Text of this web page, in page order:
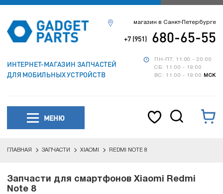
ИНТЕРНЕТ-МАГАЗИН ЗАПЧАСТЕЙ
ДЛЯ МОБИЛЬНЫХ УСТРОЙСТВ
ПН-ПТ: 11:00 - 20:00
СБ: 11:00 - 19:00
ВС: 11:00 - 19:00
МСК
магазин в Санкт-Петербурге
+7 (951) 680-65-55
МЕНЮ
ГЛАВНАЯ ЗАПЧАСТИ XIAOMI REDMI NOTE 8
Запчасти для смартфонов Xiaomi Redmi
Note 8